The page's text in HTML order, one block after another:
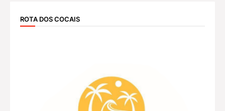
ROTA DOS COCAIS